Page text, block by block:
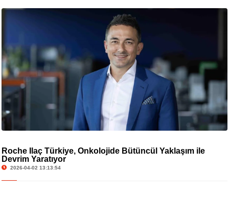
Roche İlaç Türkiye, Onkolojide Bütüncül Yaklaşım ile
Devrim Yaratıyor
2026-04-02 13:13:54